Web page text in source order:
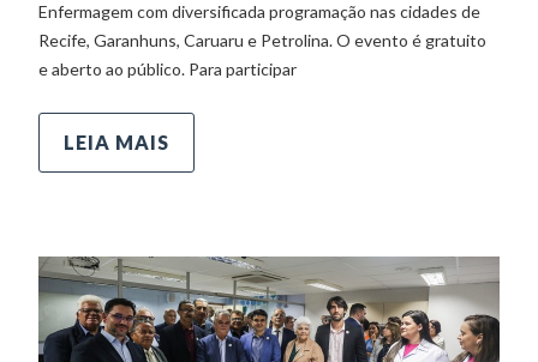
Enfermagem com diversificada programação nas cidades de
Recife, Garanhuns, Caruaru e Petrolina. O evento é gratuito
e aberto ao público. Para participar
LEIA MAIS